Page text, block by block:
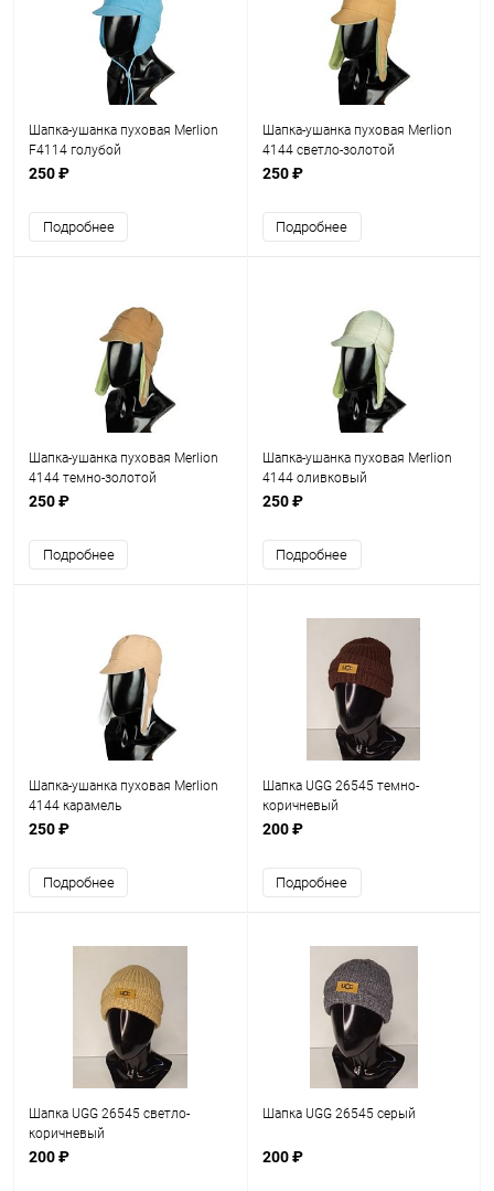
Шапка-ушанка пуховая Merlion
F4114 голубой
250 ₽
Подробнее
Шапка-ушанка пуховая Merlion
4144 светло-золотой
250 ₽
Подробнее
Шапка-ушанка пуховая Merlion
4144 темно-золотой
250 ₽
Подробнее
Шапка-ушанка пуховая Merlion
4144 оливковый
250 ₽
Подробнее
Шапка-ушанка пуховая Merlion
4144 карамель
250 ₽
Подробнее
Шапка UGG 26545 темно-
коричневый
200 ₽
Подробнее
Шапка UGG 26545 светло-
коричневый
200 ₽
Шапка UGG 26545 серый
200 ₽